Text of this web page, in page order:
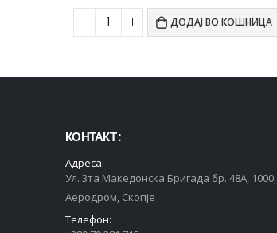
ДОДАЈ ВО КОШНИЦА
КОНТАКТ :
Адреса:
Ул. 3та Македонска Бригада бр. 48А, 1000,
Аеродром, Скопје
Телефон: